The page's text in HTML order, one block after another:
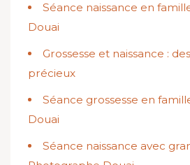
Séance naissance en
Douai
Grossesse et naissance :
précieux
Séance grossesse en
Douai
Séance naissance avec